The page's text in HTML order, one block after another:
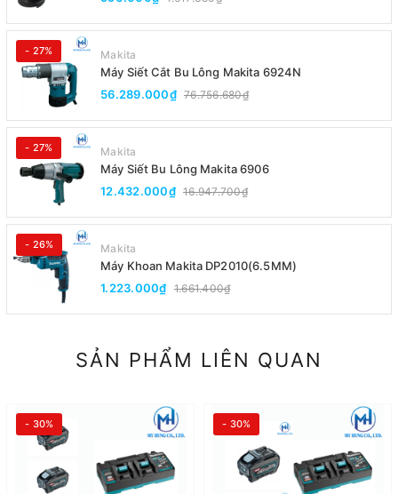
- 27% Makita
Máy Siết Cắt Bu Lông Makita 6924N
56.289.000₫ 76.756.680₫
- 27% Makita
Máy Siết Bu Lông Makita 6906
12.432.000₫ 16.947.700₫
- 26% Makita
Máy Khoan Makita DP2010(6.5MM)
1.223.000₫ 1.661.400₫
SẢN PHẨM LIÊN QUAN
- 30% - 30%